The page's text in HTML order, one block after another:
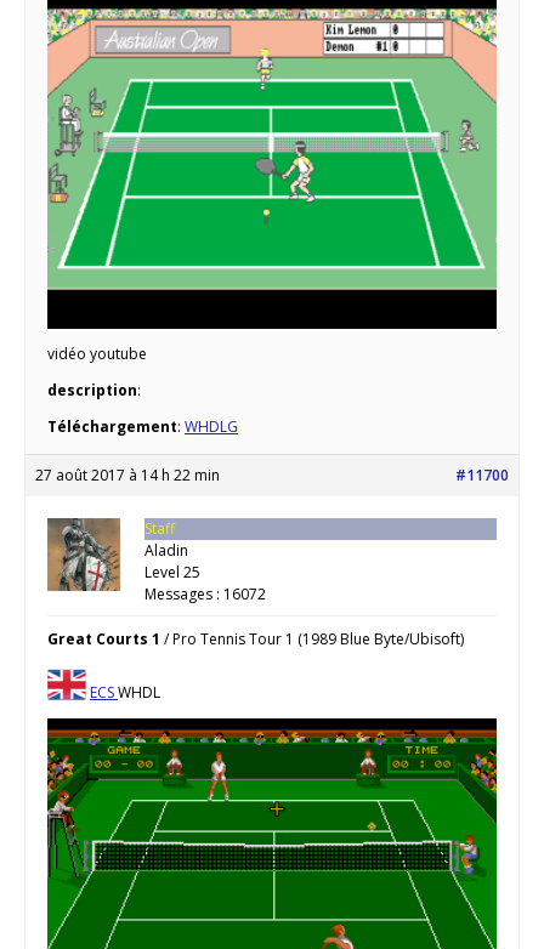
vidéo youtube
description:
Téléchargement: WHDLG
27 août 2017 à 14 h 22 min #11700
Staff
Aladin
Level 25
Messages : 16072
Great Courts 1 / Pro Tennis Tour 1 (1989 Blue Byte/Ubisoft)
ECSWHDL